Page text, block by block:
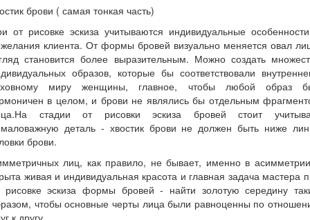
брови ( самая тонкая часть)
от рисовке эскиза учитываются индивидуальные
клиента. От формы бровей визуально меняется овал
становится более выразительным. Можно создать
образов, которые бы соответствовали
миру женщины, главное, чтобы любой образ
в целом, и брови не являлись бы отдельным
стадии от рисовки эскиза бровей стоит
деталь - хвостик брови не должен быть ниже
брови.
лиц, как правило, не бывает, именно в
живая и индивидуальная красота и главная задача мастера
рисовке эскиза формы бровей - найти золотую середину
чтобы основные черты лица были равноценны по
к другу.